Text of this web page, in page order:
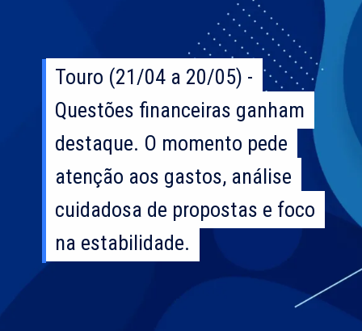
Touro (21/04 a 20/05) -
Questões financeiras ganham
destaque. O momento pede
atenção aos gastos, análise
cuidadosa de propostas e foco
na estabilidade.
Touro (21/04 a 20/05) -
Questões financeiras ganham
destaque. O momento pede
atenção aos gastos, análise
cuidadosa de propostas e foco
na estabilidade.